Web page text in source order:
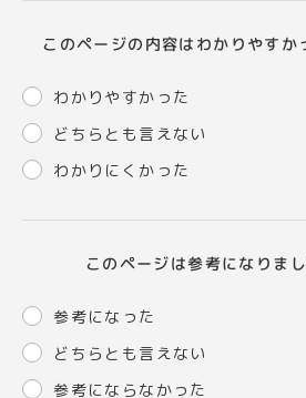
このページの内容はわかりやすか
わかりやすかった
どちらとも言えない
わかりにくかった
このページは参考になりま
参考になった
どちらとも言えない
参考にならなかった